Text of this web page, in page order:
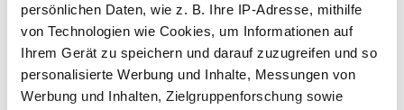
persönlichen Daten, wie z. B. Ihre IP-Adresse, mithilfe
von Technologien wie Cookies, um Informationen auf
Ihrem Gerät zu speichern und darauf zuzugreifen und so
personalisierte Werbung und Inhalte, Messungen von
Werbung und Inhalten, Zielgruppenforschung sowie